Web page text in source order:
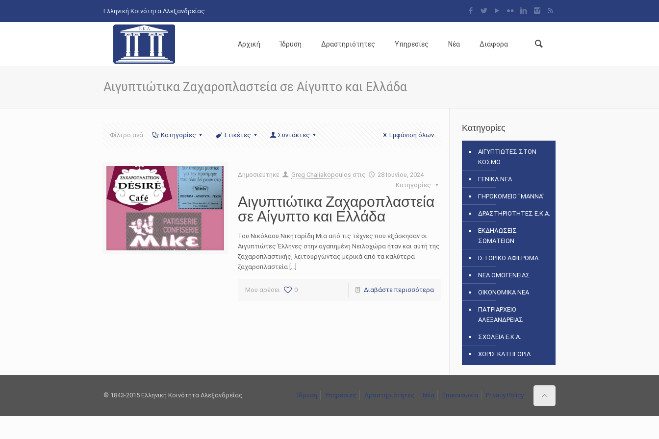
Ελληνική Κοινότητα Αλεξανδρείας
Αρχική Ίδρυση Δραστηριότητες Υπηρεσίες Νέα Διάφορα
Αιγυπτιώτικα Ζαχαροπλαστεία σε Αίγυπτο και Ελλάδα
Φίλτρο ανά Κατηγορίες Ετικέτες Συντάκτες Εμφάνιση όλων
Δημοσιεύτηκε Greg Chaliakopoulos στις
28 Ιουνίου, 2024
Κατηγορίες
Αιγυπτιώτικα Ζαχαροπλαστεία
σε Αίγυπτο και Ελλάδα
Του Νικόλαου Νικηταρίδη Μια από τις τέχνες που εξάσκησαν οι
Αιγυπτιώτες Έλληνες στην αγαπημένη Νειλοχώρα ήταν και αυτή της
ζαχαροπλαστικής, λειτουργώντας μερικά από τα καλύτερα
ζαχαροπλαστεία […]
Μου αρέσει 0 Διαβάστε περισσότερα
Κατηγορίες
ΑΙΓΥΠΤΙΩΤΕΣ ΣΤΟΝ
ΚΟΣΜΟ
ΓΕΝΙΚΑ ΝΕΑ
ΓΗΡΟΚΟΜΕΙΟ "ΜΑΝΝΑ"
ΔΡΑΣΤΗΡΙΟΤΗΤΕΣ Ε.Κ.Α.
ΕΚΔΗΛΩΣΕΙΣ
ΣΩΜΑΤΕΙΩΝ
ΙΣΤΟΡΙΚΟ ΑΦΙΕΡΩΜΑ
ΝΕΑ ΟΜΟΓΕΝΕΙΑΣ
ΟΙΚΟΝΟΜΙΚΑ ΝΕΑ
ΠΑΤΡΙΑΡΧΕΙΟ
ΑΛΕΞΑΝΔΡΕΙΑΣ
ΣΧΟΛΕΙΑ Ε.Κ.Α.
ΧΩΡΙΣ ΚΑΤΗΓΟΡΙΑ
© 1843-2015 Ελληνική Κοινότητα Αλεξανδρείας Ίδρυση Υπηρεσίες Δραστηριότητες Νέα Επικοινωνία Privacy Policy